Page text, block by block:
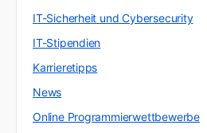
IT-Sicherheit und Cybersecurity
IT-Stipendien
Karrieretipps
News
Online Programmierwettbewerbe